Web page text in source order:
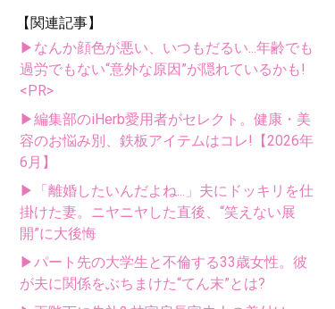
【関連記事】
▶なんか顔色が悪い、いつもだるい...年齢でも
過労でもない“意外な原因”が隠れているかも!
<PR>
▶編集部のiHerb愛用者がセレクト。健康・美
容のお悩み別、鉄板アイテムはコレ!【2026年
6月】
▶「離婚したいんだよね...」夫にドッキリを仕
掛けた妻。ニヤニヤした直後、“笑えない展
開”に大後悔
▶パート先の大学生と不倫する33歳女性。彼
が夫に関係をぶちまけた“てん末”とは?